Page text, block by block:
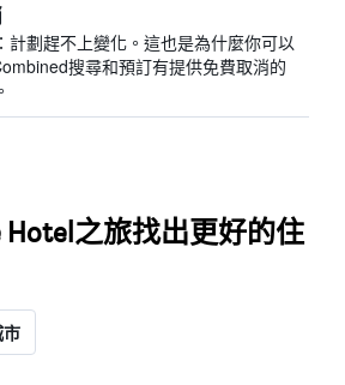
計劃趕不上變化。這也是為什麼你可以
搜尋和預訂有提供免費取消的
Hotel之旅找出更好的住